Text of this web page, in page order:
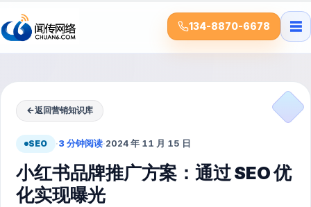
134-8870-6678 ☰
←返回营销知识库
SEO ·3 分钟阅读·2024 年 11 月 15 日
小红书品牌推广方案：通过 SEO 优
化实现曝光